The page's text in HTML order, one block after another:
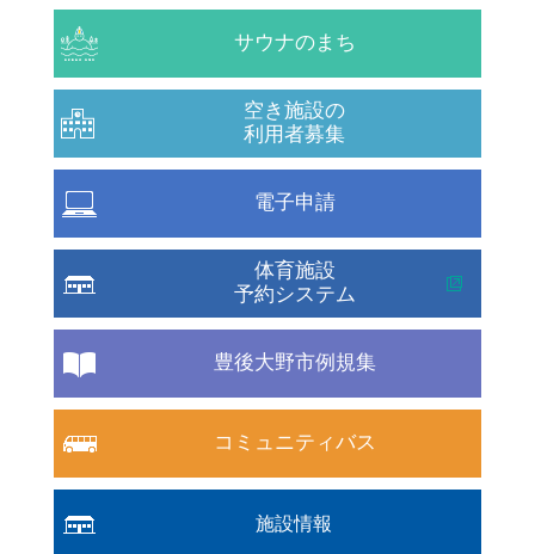
サウナのまち
空き施設の
利用者募集
電子申請
体育施設
予約システム
豊後大野市例規集
コミュニティバス
施設情報